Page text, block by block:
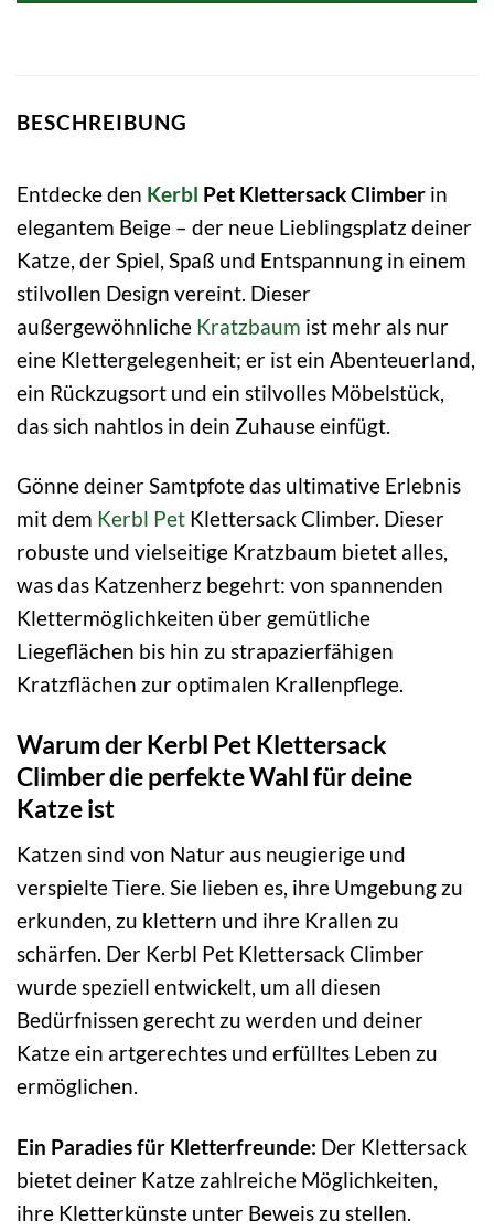
BESCHREIBUNG
Entdecke den Kerbl Pet Klettersack Climber in
elegantem Beige – der neue Lieblingsplatz deiner
Katze, der Spiel, Spaß und Entspannung in einem
stilvollen Design vereint. Dieser
außergewöhnliche Kratzbaum ist mehr als nur
eine Klettergelegenheit; er ist ein Abenteuerland,
ein Rückzugsort und ein stilvolles Möbelstück,
das sich nahtlos in dein Zuhause einfügt.
Gönne deiner Samtpfote das ultimative Erlebnis
mit dem Kerbl Pet Klettersack Climber. Dieser
robuste und vielseitige Kratzbaum bietet alles,
was das Katzenherz begehrt: von spannenden
Klettermöglichkeiten über gemütliche
Liegeflächen bis hin zu strapazierfähigen
Kratzflächen zur optimalen Krallenpflege.
Warum der Kerbl Pet Klettersack
Climber die perfekte Wahl für deine
Katze ist
Katzen sind von Natur aus neugierige und
verspielte Tiere. Sie lieben es, ihre Umgebung zu
erkunden, zu klettern und ihre Krallen zu
schärfen. Der Kerbl Pet Klettersack Climber
wurde speziell entwickelt, um all diesen
Bedürfnissen gerecht zu werden und deiner
Katze ein artgerechtes und erfülltes Leben zu
ermöglichen.
Ein Paradies für Kletterfreunde: Der Klettersack
bietet deiner Katze zahlreiche Möglichkeiten,
ihre Kletterkünste unter Beweis zu stellen.